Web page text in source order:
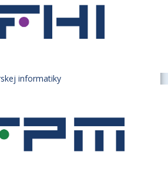
informatiky
č. 3/2021
o nároku na tehotenské